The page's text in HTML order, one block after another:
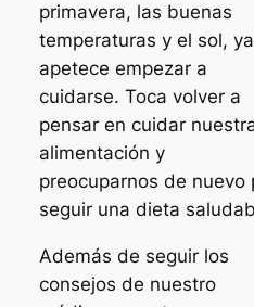
primavera, las buenas
temperaturas y el sol, ya
apetece empezar a
cuidarse. Toca volver a
pensar en cuidar
alimentación y
preocuparnos de nuevo
seguir una dieta
Además de seguir los
consejos de nuestro